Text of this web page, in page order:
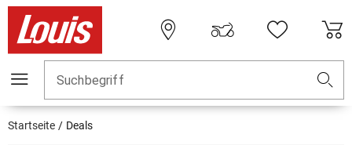
Suchbegriff
Startseite Deals